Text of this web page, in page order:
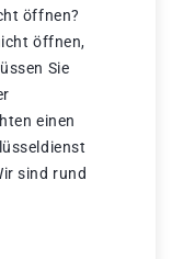
öffnen?
öffnen,
Sie
einen
sind rund